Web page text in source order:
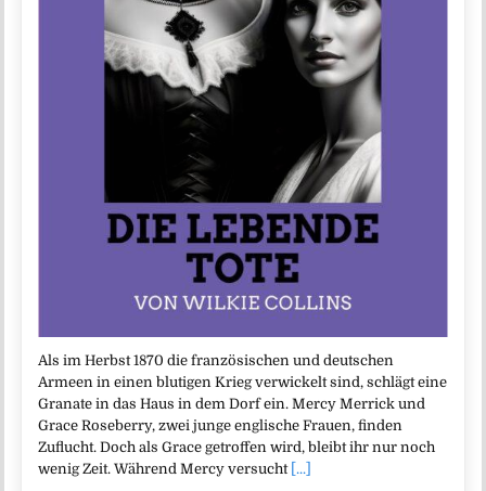
Als im Herbst 1870 die französischen und deutschen
Armeen in einen blutigen Krieg verwickelt sind, schlägt eine
Granate in das Haus in dem Dorf ein. Mercy Merrick und
Grace Roseberry, zwei junge englische Frauen, finden
Zuflucht. Doch als Grace getroffen wird, bleibt ihr nur noch
wenig Zeit. Während Mercy versucht [...]